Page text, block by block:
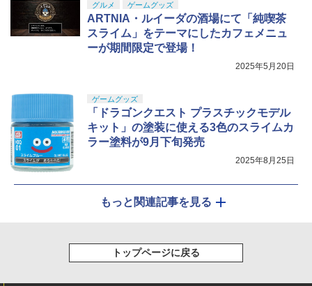
グルメ ゲームグッズ
ARTNIA・ルイーダの酒場にて「純喫茶
スライム」をテーマにしたカフェメニュ
ーが期間限定で登場！
2025年5月20日
ゲームグッズ
「ドラゴンクエスト プラスチックモデル
キット」の塗装に使える3色のスライムカ
ラー塗料が9月下旬発売
2025年8月25日
もっと関連記事を見る
トップページに戻る